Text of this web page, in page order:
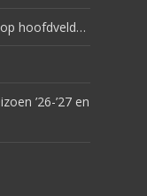
hoofdveld…
’26-’27 en